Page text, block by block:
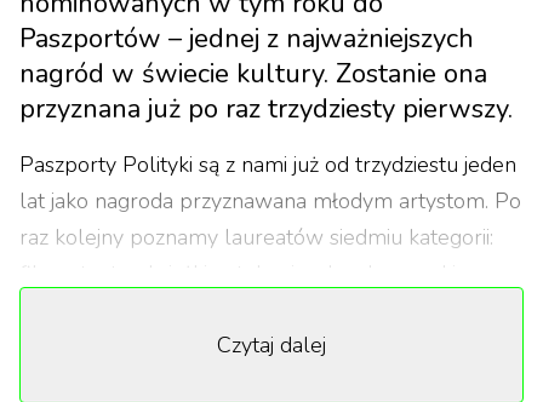
Paszportów – jednej z najważniejszych
nagród w świecie kultury. Zostanie ona
przyznana już po raz trzydziesty pierwszy.
Paszporty Polityki są z nami już od trzydziestu jeden
lat jako nagroda przyznawana młodym artystom. Po
raz kolejny poznamy laureatów siedmiu kategorii:
filmu, teatru, książki, sztuk wizualnych, muzyki
Ponadto zostanie wręczona również nagroda
Czytaj dalej